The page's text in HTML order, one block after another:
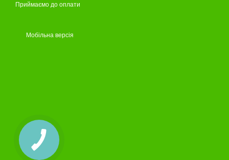
Приймаємо до оплати
Мобільна версія